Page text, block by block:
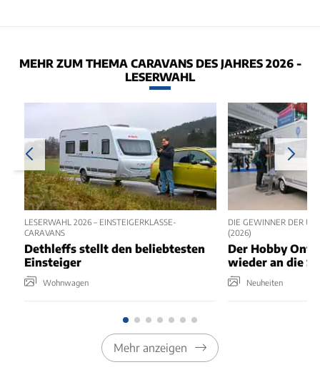
MEHR ZUM THEMA CARAVANS DES JAHRES 2026 -
LESERWAHL
LESERWAHL 2026 – EINSTEIGERKLASSE-
CARAVANS
Dethleffs stellt den beliebtesten
Einsteiger
Wohnwagen
DIE GEWINNER DER
(2026)
Der Hobby
wieder an die
Neuheiten
Mehr anzeigen